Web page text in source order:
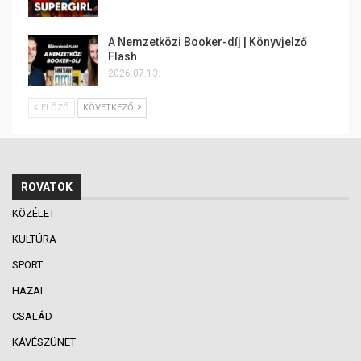
A Nemzetközi Booker-díj | Könyvjelző
Flash
2026.07.13.
ELŐZŐ KÖVETKEZŐ
ROVATOK
KÖZÉLET
KULTÚRA
SPORT
HAZAI
CSALÁD
KÁVÉSZÜNET